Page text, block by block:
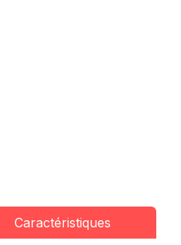
Caractéristiques